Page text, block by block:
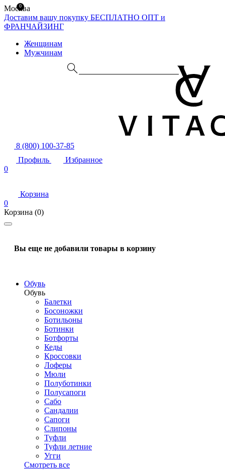
Москва
Доставим вашу покупку БЕСПЛАТНО ОПТ и
ФРАНЧАЙЗИНГ
Женщинам
Мужчинам
8 (800) 100-37-85
Профиль
Избранное
0
Корзина
0
Корзина (0)
Вы еще не добавили товары в корзину
Обувь
Обувь
Балетки
Босоножки
Ботильоны
Ботинки
Ботфорты
Кеды
Кроссовки
Лоферы
Мюли
Полуботинки
Полусапоги
Сабо
Сандалии
Сапоги
Слипоны
Туфли
Туфли летние
Угги
Смотреть все
0